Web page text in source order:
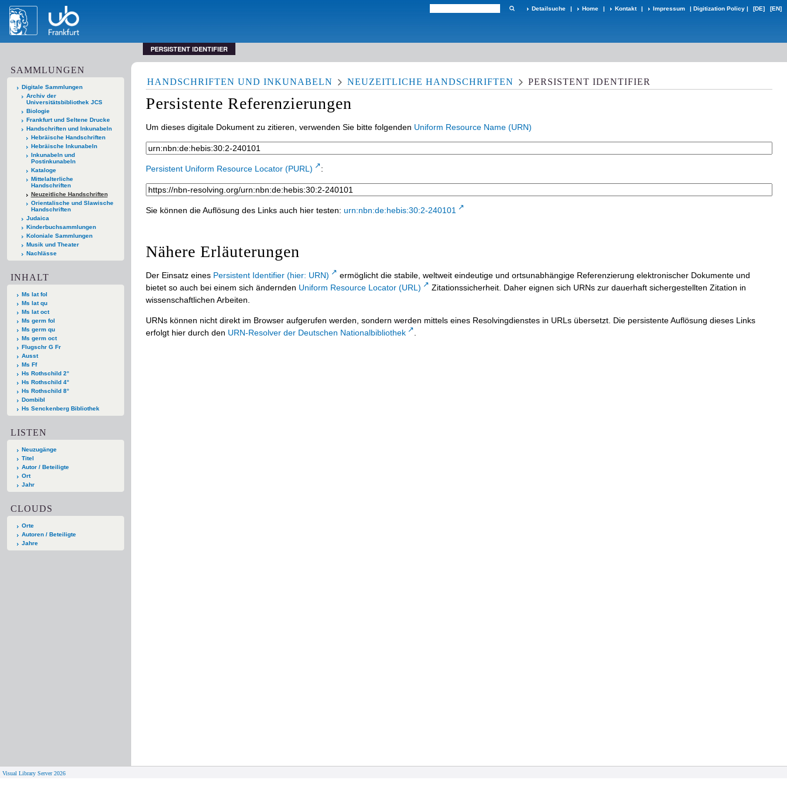
Detailsuche | Home | Kontakt | Impressum | Digitization Policy | [DE] [EN]
PERSISTENT IDENTIFIER
SAMMLUNGEN
Digitale Sammlungen
Archiv der
Universitätsbibliothek JCS
Biologie
Frankfurt und Seltene Drucke
Handschriften und Inkunabeln
Hebräische Handschriften
Hebräische Inkunabeln
Inkunabeln und
Postinkunabeln
Kataloge
Mittelalterliche
Handschriften
Neuzeitliche Handschriften
Orientalische und Slawische
Handschriften
Judaica
Kinderbuchsammlungen
Koloniale Sammlungen
Musik und Theater
Nachlässe
INHALT
Ms lat fol
Ms lat qu
Ms lat oct
Ms germ fol
Ms germ qu
Ms germ oct
Flugschr G Fr
Ausst
Ms Ff
Hs Rothschild 2°
Hs Rothschild 4°
Hs Rothschild 8°
Dombibl
Hs Senckenberg Bibliothek
LISTEN
Neuzugänge
Titel
Autor / Beteiligte
Ort
Jahr
CLOUDS
Orte
Autoren / Beteiligte
Jahre
HANDSCHRIFTEN UND INKUNABELN NEUZEITLICHE HANDSCHRIFTEN PERSISTENT IDENTIFIER
Persistente Referenzierungen
Um dieses digitale Dokument zu zitieren, verwenden Sie bitte folgenden Uniform Resource Name (URN)
Persistent Uniform Resource Locator (PURL) :
Sie können die Auflösung des Links auch hier testen: urn:nbn:de:hebis:30:2-240101
Nähere Erläuterungen
Der Einsatz eines Persistent Identifier (hier: URN)
ermöglicht die stabile, weltweit eindeutige und ortsunabhängige Referenzierung elektronischer Dokumente und
bietet so auch bei einem sich ändernden Uniform Resource Locator (URL)
Zitationssicherheit. Daher eignen sich URNs zur dauerhaft sichergestellten Zitation in
wissenschaftlichen Arbeiten.
URNs können nicht direkt im Browser aufgerufen werden, sondern werden mittels eines Resolvingdienstes in URLs übersetzt. Die persistente Auflösung dieses Links
erfolgt hier durch den URN-Resolver der Deutschen Nationalbibliothek
Visual Library Server 2026